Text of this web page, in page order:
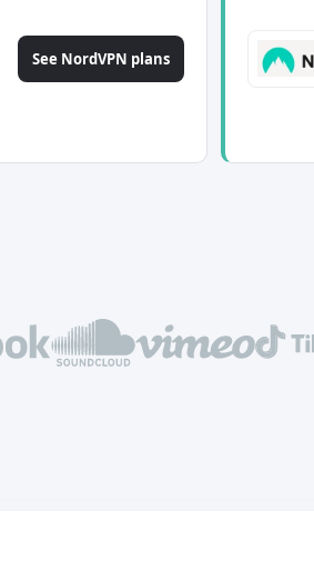
See NordVPN plans